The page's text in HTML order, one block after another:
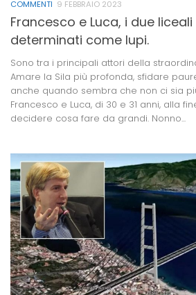
COMMENTI 9 FEBBRAIO 2023
Francesco e Luca, i due
determinati come lupi.
Sono tra i principali attori della
Amare la Sila più profonda, sfidare
anche quando sembra che non ci sia
Francesco e Luca, di 30 e 31 anni, alla
decidere cosa fare da grandi. Nonno...